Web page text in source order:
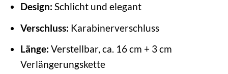
Design: Schlicht und elegant
Verschluss: Karabinerverschluss
Länge: Verstellbar, ca. 16 cm + 3 cm
Verlängerungskette